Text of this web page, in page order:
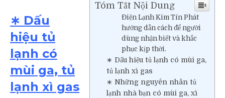
Tóm Tắt Nội Dung
Điện Lạnh Kim Tín Phát
hướng dẫn cách để người
dùng nhận biết và khắc
phục kịp thời.
∗ Dấu hiệu tủ lạnh có mùi ga,
tủ lạnh xì gas
∗ Những nguyên nhân tủ
lạnh nhà bạn có mùi ga, xì
∗ Dấu
hiệu tủ
lạnh có
mùi ga, tủ
lạnh xì gas